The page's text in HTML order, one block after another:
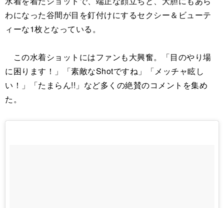
わになった谷間が目を釘付けにするセクシー＆ビューテ
ィーな1枚となっている。
この水着ショットにはファンも大興奮。「目のやり場
に困ります！」「素敵なShotですね」「メッチャ眩し
い！」「たまらん!!」など多くの絶賛のコメントを集め
た。